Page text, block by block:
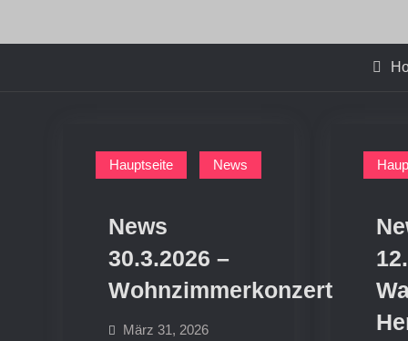
Hauptseite News
News
30.3.2026 –
Wohnzimmerkonzert
März 31, 2026